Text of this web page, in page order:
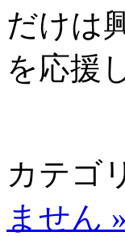
だけは
を応援
カテゴ
ません »